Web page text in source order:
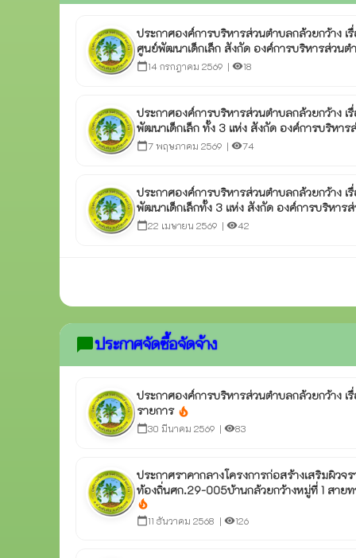
ประกาศองค์การบริหารส่วนตำบลกล้วยกว้าง เ
ศูนย์พัฒนาเด็กเล็ก สังกัด องค์การบริหารส่วนต
calendar_today14 กรกฎาคม 2569 | visibility18
ประกาศองค์การบริหารส่วนตำบลกล้วยกว้าง
พัฒนาเด็กเล็ก ทั้ง 3 แห่ง สังกัด องค์การบริหา
calendar_today7 พฤษภาคม 2569 | visibility74
ประกาศองค์การบริหารส่วนตำบลกล้วยกว้าง
พัฒนาเด็กเล็กทั้ง 3 แห่ง สังกัด องค์การบริหาร
calendar_today22 เมษายน 2569 | visibility42
chat_bubbleประกาศจัดซื้อจัดจ้าง
ประกาศองค์การบริหารส่วนตำบลกล้วยกว้าง
รายการ local_fire_department
calendar_today30 มีนาคม 2569 | visibility83
ประกาศราคากลางโครงการก่อสร้างเสริมผิว
ท้องถิ่นศก.29-005บ้านกล้วยกว้างหมู่ที่ 1 สาย
local_fire_department
calendar_today11 ธันวาคม 2568 | visibility126